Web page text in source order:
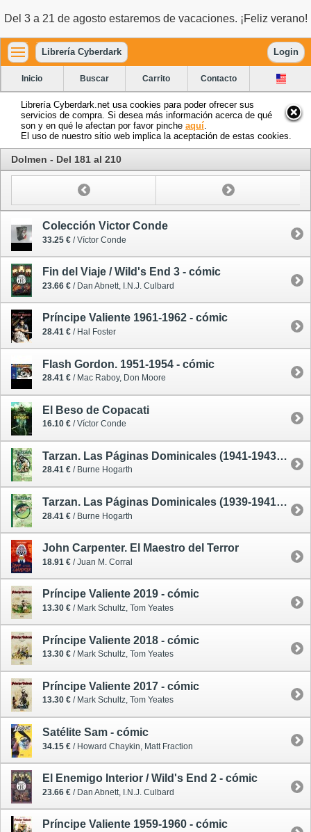
Del 3 a 21 de agosto estaremos de vacaciones. ¡Feliz verano!
Librería Cyberdark Login
Inicio Buscar Carrito Contacto
Librería Cyberdark.net usa cookies para poder ofrecer sus
servicios de compra. Si desea más información acerca de qué
son y en qué le afectan por favor pinche aquí
El uso de nuestro sitio web implica la aceptación de estas cookies.
Dolmen - Del 181 al 210
Colección Victor Conde
33.25 € / Víctor Conde
Fin del Viaje / Wild's End 3 - cómic
23.66 € / Dan Abnett, I.N.J. Culbard
Príncipe Valiente 1961-1962 - cómic
28.41 € / Hal Foster
Flash Gordon. 1951-1954 - cómic
28.41 € / Mac Raboy, Don Moore
El Beso de Copacati
16.10 € / Víctor Conde
Tarzan. Las Páginas Dominicales (1941-1943) - cómic
28.41 € / Burne Hogarth
Tarzan. Las Páginas Dominicales (1939-1941) - cómic
28.41 € / Burne Hogarth
John Carpenter. El Maestro del Terror
18.91 € / Juan M. Corral
Príncipe Valiente 2019 - cómic
13.30 € / Mark Schultz, Tom Yeates
Príncipe Valiente 2018 - cómic
13.30 € / Mark Schultz, Tom Yeates
Príncipe Valiente 2017 - cómic
13.30 € / Mark Schultz, Tom Yeates
Satélite Sam - cómic
34.15 € / Howard Chaykin, Matt Fraction
El Enemigo Interior / Wild's End 2 - cómic
23.66 € / Dan Abnett, I.N.J. Culbard
Príncipe Valiente 1959-1960 - cómic